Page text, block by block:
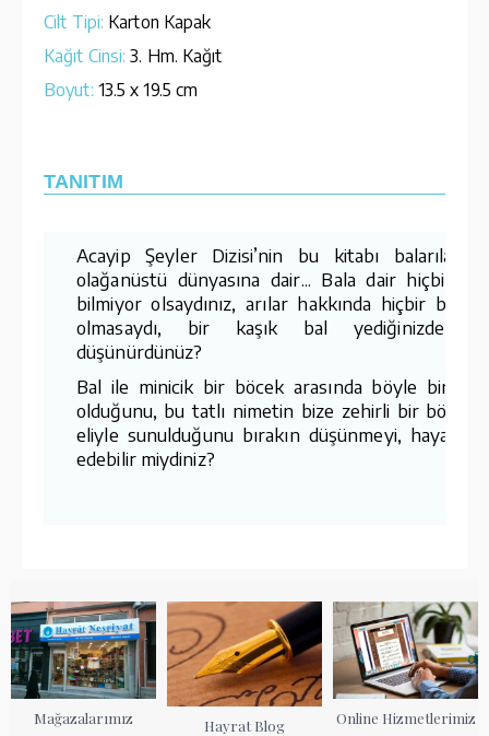
Cilt Tipi: Karton Kapak
Kağıt Cinsi: 3. Hm. Kağıt
Boyut: 13.5 x 19.5 cm
TANITIM
Acayip Şeyler Dizisi’nin bu kitabı
olağanüstü dünyasına dair... Bala dair hiçbir
bilmiyor olsaydınız, arılar hakkında hiçbir
olmasaydı, bir kaşık bal yediğinizde
düşünürdünüz?
Bal ile minicik bir böcek arasında böyle bir
olduğunu, bu tatlı nimetin bize zehirli bir
eliyle sunulduğunu bırakın düşünmeyi, hayal
edebilir miydiniz?
Mağazalarımız Hayrat Blog Online Hizmetlerimiz